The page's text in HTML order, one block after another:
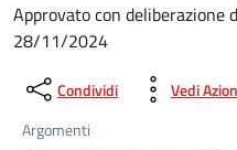
Approvato con deliberazione
28/11/2024
Condividi
Vedi
Argomenti